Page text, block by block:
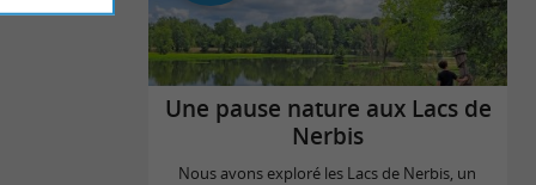
Une pause nature aux Lacs de
Nerbis
Nous avons exploré les Lacs de Nerbis, un